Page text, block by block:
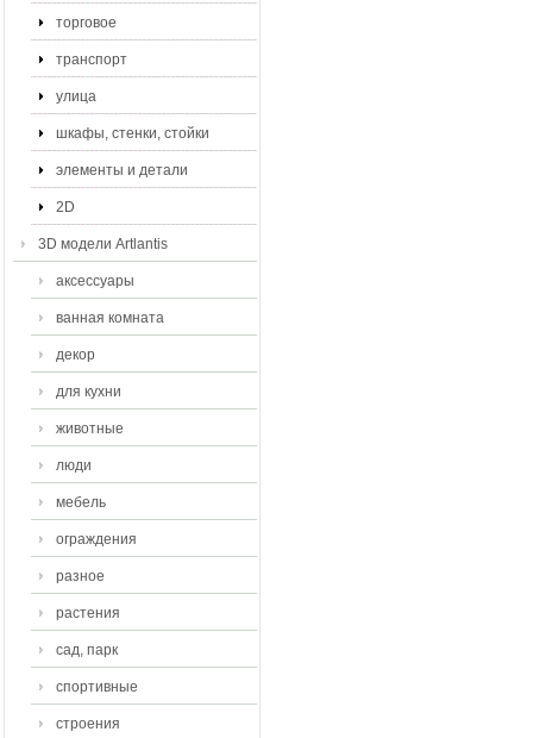
торговое
транспорт
улица
шкафы, стенки, стойки
элементы и детали
2D
3D модели Artlantis
аксессуары
ванная комната
декор
для кухни
животные
люди
мебель
ограждения
разное
растения
сад, парк
спортивные
строения